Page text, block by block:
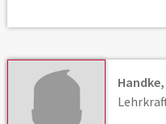
Handke,